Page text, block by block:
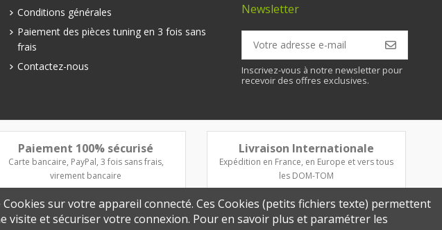
Conditions générales
Paiement des pièces tuning en 3 fois sans
frais
Contactez-nous
Newsletter
Inscrivez-vous à notre newsletter pour
recevoir des offres exclusives.
Paiement 100% sécurisé
Carte bancaire, PayPal, 3 fois sans frais,
virement bancaire
Livraison Internationale
Expédition en France, en Europe et vers tous
les DOM-TOM
sur votre appareil connecté. Ces Cookies (petits fichiers texte) permettent
et sécuriser votre connexion. Pour en savoir plus et paramétrer les